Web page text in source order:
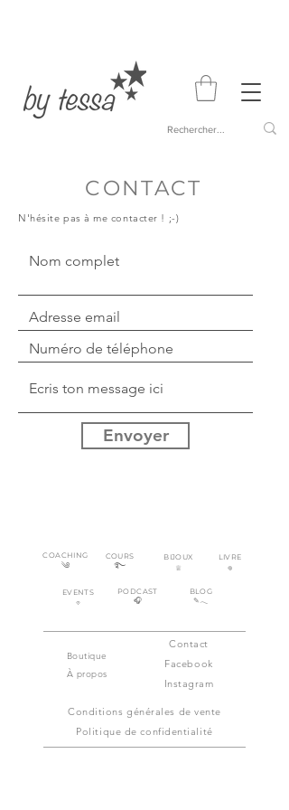
CONTACT
N'hésite pas à me contacter ! ;-)
Envoyer
COACHING
༄
COURS
࿐
LIVRE
𖦹
BIJOUX
♕
EVENTS
𖡼
PODCAST
🎧︎
BLOG
✎𓂃
Boutique
À propos
Contact
Facebook
Instagram
Conditions générales de vente
Politique de confidentialité